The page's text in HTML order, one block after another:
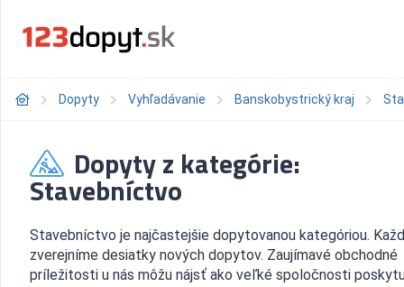
Dopyty Vyhľadávanie Banskobystrický kraj
Dopyty z kategórie:
Stavebníctvo
Stavebníctvo je najčastejšie dopytovanou kategóriou.
zverejníme desiatky nových dopytov. Zaujímavé obchodné
príležitosti u nás môžu nájsť ako veľké spoločnosti